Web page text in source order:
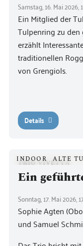
Samstag, 16. Mai 2026,
Ein Mitglied der
Tulpenring zu
erzählt
traditionellen
von Grengiols.
Details
INDOOR ALTE
TRIO VIVETTA
Ein
Sonntag, 17. Mai 2026,
Sophie Agten
und Samuel